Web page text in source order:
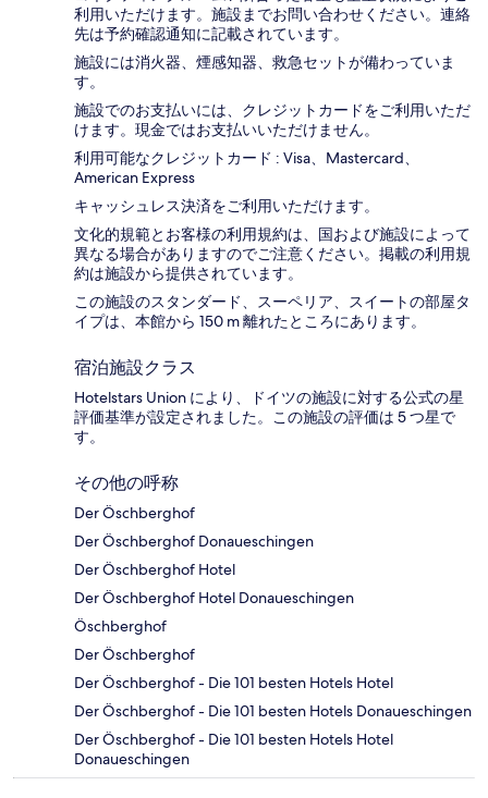
利用いただけます。施設までお問い合わせください。連絡
先は予約確認通知に記載されています。
施設には消火器、煙感知器、救急セットが備わっていま
す。
施設でのお支払いには、クレジットカードをご利用いただ
けます。現金ではお支払いいただけません。
利用可能なクレジットカード : Visa、Mastercard、
American Express
キャッシュレス決済をご利用いただけます。
文化的規範とお客様の利用規約は、国および施設によって
異なる場合がありますのでご注意ください。掲載の利用規
約は施設から提供されています。
この施設のスタンダード、スーペリア、スイートの部屋タ
イプは、本館から 150 m 離れたところにあります。
宿泊施設クラス
Hotelstars Union により、ドイツの施設に対する公式の星
評価基準が設定されました。この施設の評価は 5 つ星で
す。
その他の呼称
Der Öschberghof
Der Öschberghof Donaueschingen
Der Öschberghof Hotel
Der Öschberghof Hotel Donaueschingen
Öschberghof
Der Öschberghof
Der Öschberghof - Die 101 besten Hotels Hotel
Der Öschberghof - Die 101 besten Hotels Donaueschingen
Der Öschberghof - Die 101 besten Hotels Hotel
Donaueschingen